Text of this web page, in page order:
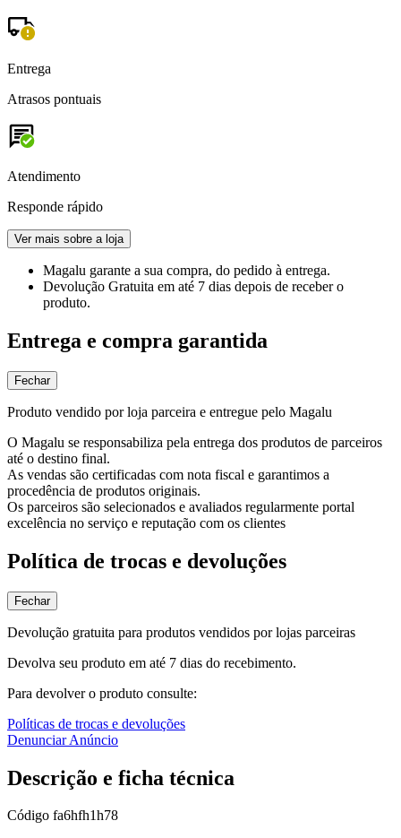
Entrega
Atrasos pontuais
Atendimento
Responde rápido
Ver mais sobre a loja
Magalu garante a sua compra, do pedido à entrega.
Devolução Gratuita em até 7 dias depois de receber o
produto.
Entrega e compra garantida
Fechar
Produto vendido por loja parceira e entregue pelo Magalu
O Magalu se responsabiliza pela entrega dos produtos de parceiros
até o destino final.
As vendas são certificadas com nota fiscal e garantimos a
procedência de produtos originais.
Os parceiros são selecionados e avaliados regularmente portal
excelência no serviço e reputação com os clientes
Política de trocas e devoluções
Fechar
Devolução gratuita para produtos vendidos por lojas parceiras
Devolva seu produto em até 7 dias do recebimento.
Para devolver o produto consulte:
Políticas de trocas e devoluções
Denunciar Anúncio
Descrição e ficha técnica
Código fa6hfh1h78